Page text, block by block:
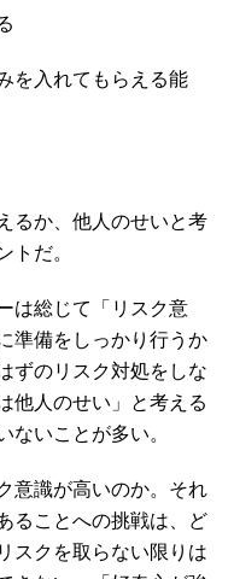
を入れてもらえる能
るか、他人のせいと考
トだ。
は総じて「リスク意
準備をしっかり行うか
ずのリスク対処をしな
他人のせい」と考える
ないことが多い。
意識が高いのか。それ
ることへの挑戦は、ど
スクを取らない限りは